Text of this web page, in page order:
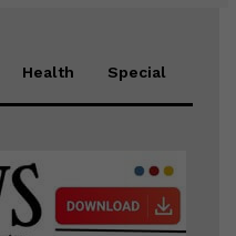
Health Special